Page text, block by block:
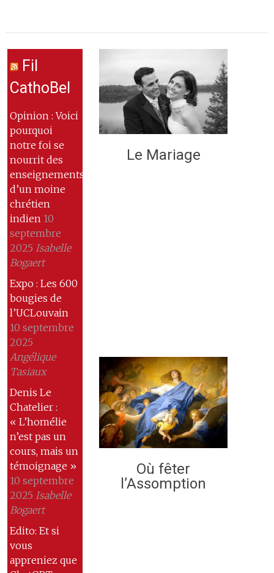
Fil
CathoBel
Opinion : Voici
pourquoi
notre foi se
nourrit des
enseignements
d’un moine
chrétien
indien 10
septembre
2025 Isabelle
Bogaert
Expo : Les 600
bougies de
l’UCLouvain
10 septembre
2025
Angélique
Tasiaux
Denis Le
Chatelier :
« L’homélie
n’est pas un
cours, mais un
témoignage »
10 septembre
2025 Isabelle
Bogaert
Edito: Et si
vous
appreniez que
Le Mariage
Où fêter
l’Assomption